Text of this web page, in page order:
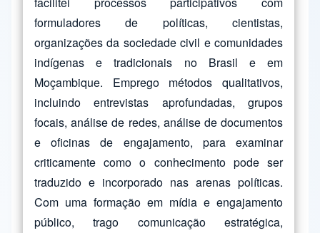
formuladores de políticas, cientistas,
organizações da sociedade civil e comunidades
indígenas e tradicionais no Brasil e em
Moçambique. Emprego métodos qualitativos,
incluindo entrevistas aprofundadas, grupos
focais, análise de redes, análise de documentos
e oficinas de engajamento, para examinar
criticamente como o conhecimento pode ser
traduzido e incorporado nas arenas políticas.
Com uma formação em mídia e engajamento
público, trago comunicação estratégica,